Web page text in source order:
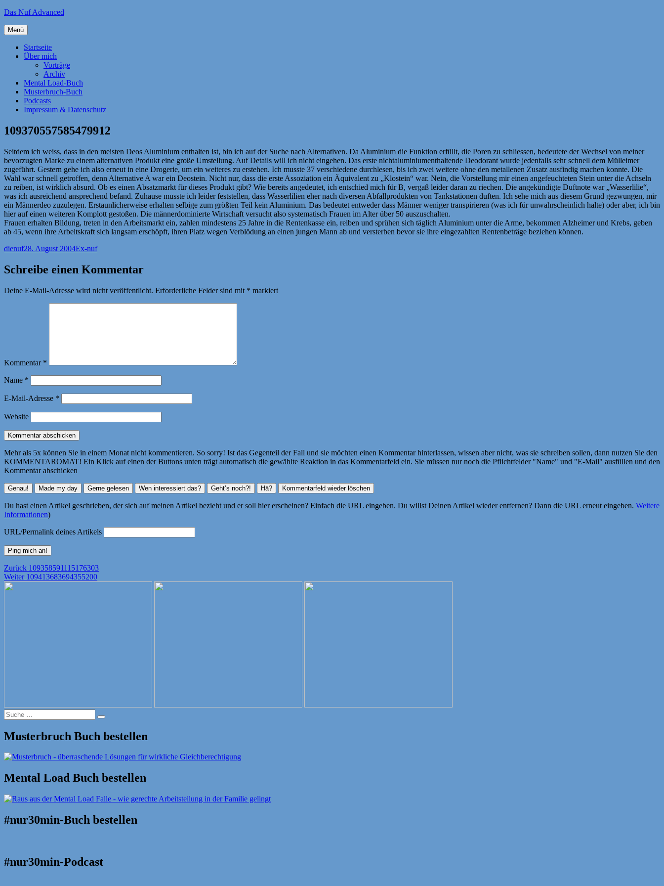
Zum
springen
Das Nuf Advanced
Menü
Startseite
Über mich
Vorträge
Archiv
Mental Load-Buch
Musterbruch-Buch
Podcasts
Impressum & Datenschutz
109370557585479912
Seitdem ich weiss, dass in den meisten Deos Aluminium enthalten ist, bin ich auf der Suche nach Alternativen. Da Aluminium die Funktion erfüllt, die Poren zu schliessen, bedeutete der Wechsel von meiner
bevorzugten Marke zu einem alternativen Produkt eine große Umstellung. Auf Details will ich nicht eingehen. Das erste nichtaluminiumenthaltende Deodorant wurde jedenfalls sehr schnell dem Mülleimer
zugeführt. Gestern gehe ich also erneut in eine Drogerie, um ein weiteres zu erstehen. Ich musste 37 verschiedene durchlesen, bis ich zwei weitere ohne den metallenen Zusatz ausfindig machen konnte. Die
Wahl war schnell getroffen, denn Alternative A war ein Deostein. Nicht nur, dass die erste Assoziation ein Äquivalent zu „Klostein“ war. Nein, die Vorstellung mir einen angefeuchteten Stein unter die Achseln
zu reiben, ist wirklich absurd. Ob es einen Absatzmarkt für dieses Produkt gibt? Wie bereits angedeutet, ich entschied mich für B, vergaß leider daran zu riechen. Die angekündigte Duftnote war „Wasserlilie“,
was ich ausreichend ansprechend befand. Zuhause musste ich leider feststellen, dass Wasserlilien eher nach diversen Abfallprodukten von Tankstationen duften. Ich sehe mich aus diesem Grund gezwungen, mir
ein Männerdeo zuzulegen. Erstaunlicherweise erhalten selbige zum größten Teil kein Aluminium. Das bedeutet entweder dass Männer weniger transpirieren (was ich für unwahrscheinlich halte) oder aber, ich bin
hier auf einen weiteren Komplott gestoßen. Die männerdominierte Wirtschaft versucht also systematisch Frauen im Alter über 50 auszuschalten.
Frauen erhalten Bildung, treten in den Arbeitsmarkt ein, zahlen mindestens 25 Jahre in die Rentenkasse ein, reiben und sprühen sich täglich Aluminium unter die Arme, bekommen Alzheimer und Krebs, geben
ab 45, wenn ihre Arbeitskraft sich langsam erschöpft, ihren Platz wegen Verblödung an einen jungen Mann ab und versterben bevor sie ihre eingezahlten Rentenbeträge beziehen können.
Autor
dienufVeröffentlicht
28. August 2004Kategorien
Ex-nuf
Schreibe einen Kommentar
Deine E-Mail-Adresse wird nicht veröffentlicht. Erforderliche Felder sind mit * markiert
Kommentar *
Name *
E-Mail-Adresse *
Website
Mehr als 5x können Sie in einem Monat nicht kommentieren. So sorry! Ist das Gegenteil der Fall und sie möchten einen Kommentar hinterlassen, wissen aber nicht, was sie schreiben sollen, dann nutzen Sie den
KOMMENTAROMAT! Ein Klick auf einen der Buttons unten trägt automatisch die gewählte Reaktion in das Kommentarfeld ein. Sie müssen nur noch die Pflichtfelder "Name" und "E-Mail" ausfüllen und den
Kommentar abschicken
Du hast einen Artikel geschrieben, der sich auf meinen Artikel bezieht und er soll hier erscheinen? Einfach die URL eingeben. Du willst Deinen Artikel wieder entfernen? Dann die URL erneut eingeben. Weitere
Informationen)
URL/Permalink deines Artikels
Beitragsnavigation
Zurück Vorheriger
Beitrag:
109358591115176303
Weiter Nächster
109413683694355200
Suche
nach:
Suche
Musterbruch Buch bestellen
Mental Load Buch bestellen
#nur30min-Buch bestellen
#nur30min-Podcast